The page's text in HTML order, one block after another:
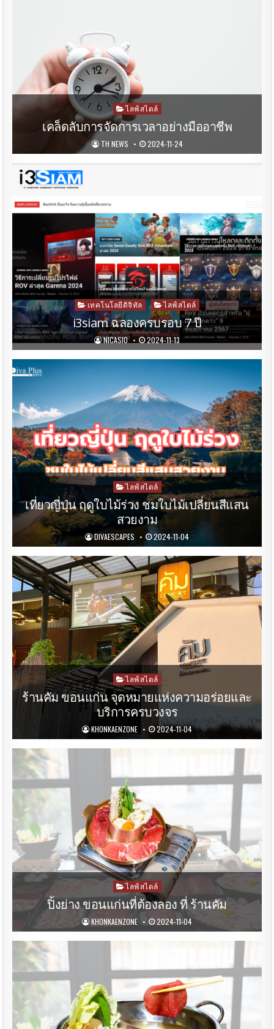
Posted
in
ไลฟ์สไตล์
เคล็ดลับการจัดการเวลาอย่างมืออาชีพ
TH NEWS 2024-11-24
Posted
in
เทคโนโลยีดิจิทัล ไลฟ์สไตล์
i3siam ฉลองครบรอบ 7 ปี
NICASIO 2024-11-13
Posted
in
ไลฟ์สไตล์
เที่ยวญี่ปุ่น ฤดูใบไม้ร่วง ชมใบไม้เปลี่ยนสีแสน
สวยงาม
DIVAESCAPES 2024-11-04
Posted
in
ไลฟ์สไตล์
ร้านคัม ขอนแก่น จุดหมายแห่งความอร่อยและ
บริการครบวงจร
KHONKAENZONE 2024-11-04
Posted
in
ไลฟ์สไตล์
ปิ้งย่าง ขอนแก่นที่ต้องลอง ที่ ร้านคัม
KHONKAENZONE 2024-11-04